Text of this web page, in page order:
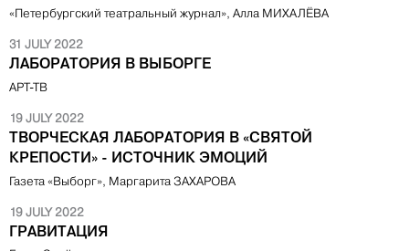
«Петербургский театральный журнал», Алла МИХАЛЁВА
31 JULY 2022
ЛАБОРАТОРИЯ В ВЫБОРГЕ
АРТ-ТВ
19 JULY 2022
ТВОРЧЕСКАЯ ЛАБОРАТОРИЯ В «СВЯТОЙ
КРЕПОСТИ» - ИСТОЧНИК ЭМОЦИЙ
Газета «Выборг», Маргарита ЗАХАРОВА
19 JULY 2022
ГРАВИТАЦИЯ